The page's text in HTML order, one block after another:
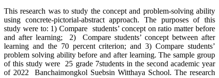
This research was to study the concept and problem-solving ability
using concrete-pictorial-abstract approach. The purposes of this
study were to: 1) Compare students’ concept on ratio matter before
and after learning; 2) Compare students’ concept between after
learning and the 70 percent criterion; and 3) Compare students’
problem solving ability before and after learning. The sample group
of this study were 25 grade 7students in the second academic year
of 2022 Banchaimongkol Suebsin Witthaya School. The research